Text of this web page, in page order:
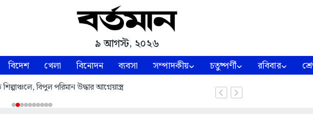
৯ আগস্ট, ২০২৬
বিদেশ খেলা বিনোদন ব্যবসা সম্পাদকীয় চতুষ্পর্ণী রবিবার
বিপুল পরিমান উদ্ধার আগ্নেয়াস্ত্র